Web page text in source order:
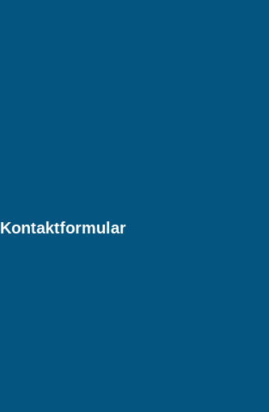
Kontaktformular